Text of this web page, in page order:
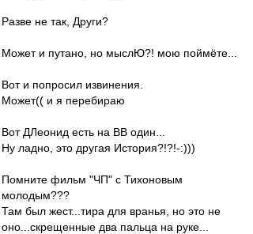
Разве не так, Други?
Может и путано, но мыслЮ?! мою поймёте...
Вот и попросил извинения.
Может(( и я перебираю
Вот ДЛеонид есть на ВВ один...
Ну ладно, это другая История?!?!-:)))
Помните фильм "ЧП" с Тихоновым
молодым???
Там был жест...тира для вранья, но это не
оно...скрещенные два пальца на руке...